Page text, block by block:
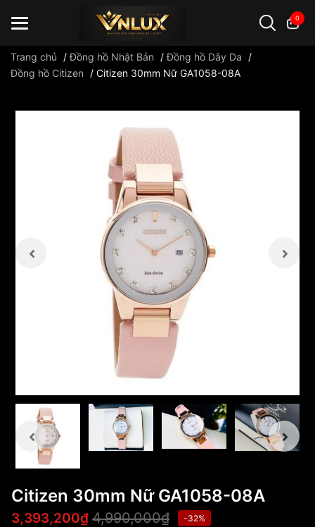
0
Trang chủ /Đồng hồ Nhật Bản /Đồng hồ Dây Da
/
Đồng hồ Citizen
/ Citizen 30mm Nữ GA1058-08A
Citizen 30mm Nữ GA1058-08A
3,393,200₫ 4,990,000₫ -32%